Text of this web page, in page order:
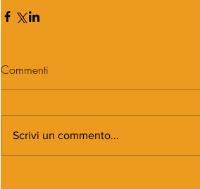
Commenti
Scrivi un commento...